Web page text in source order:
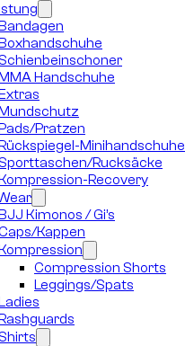
Handschuhe
Pratzen
Minihandschuhe
Rucksäcke
Recovery
Kimonos / Gi’s
Kappen
Compression Shorts
Leggings/Spats